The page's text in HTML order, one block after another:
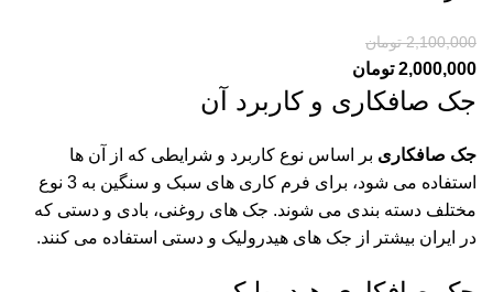
2,100,000 تومان
2,000,000 تومان
جک صافکاری و کاربرد آن
جک صافکاری بر اساس نوع کاربرد و شرایطی که از آن ها
استفاده می شود، برای فرم کاری های سبک و سنگین به 3 نوع
مختلف دسته بندی می شوند. جک های روغنی، بادی و دستی که
در ایران بیشتر از جک های هیدرولیک و دستی استفاده می کنند.